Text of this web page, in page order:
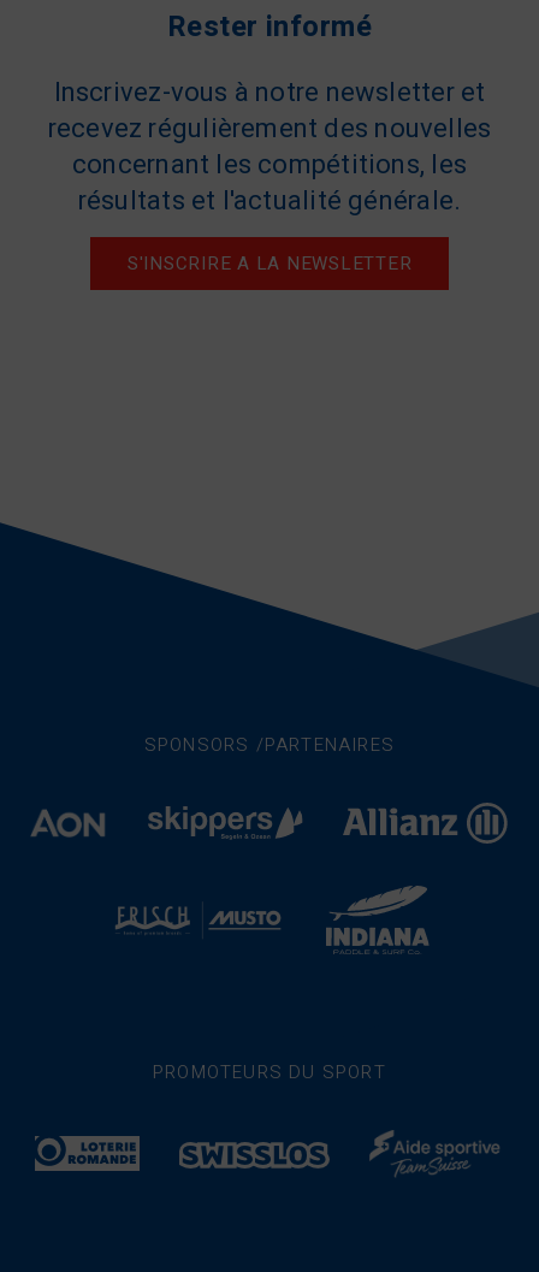
Rester informé
Inscrivez-vous à notre newsletter et
recevez régulièrement des nouvelles
concernant les compétitions, les
résultats et l'actualité générale.
S'INSCRIRE A LA NEWSLETTER
SPONSORS /PARTENAIRES
PROMOTEURS DU SPORT